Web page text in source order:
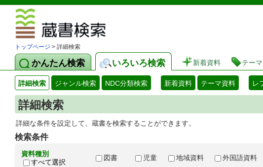
トップページ > 詳細検索
かんたん検索 いろいろ検索 新着資料 テー
詳細検索 ジャンル検索 NDC分類検索 新着資料 テーマ資料 レ
詳細検索
詳細な条件を設定して、蔵書を検索することができます。
検索条件
資料種別
すべて選択
図書 児童 地域資料 外国語資